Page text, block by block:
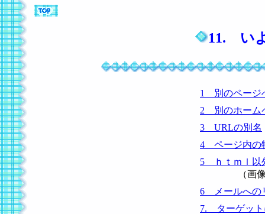
11. い
1 別のページ
2 別のホーム
3 URLの別名
4 ページ内の
5 ｈｔｍｌ以
（画像、
6 メールへの
7. ターゲット